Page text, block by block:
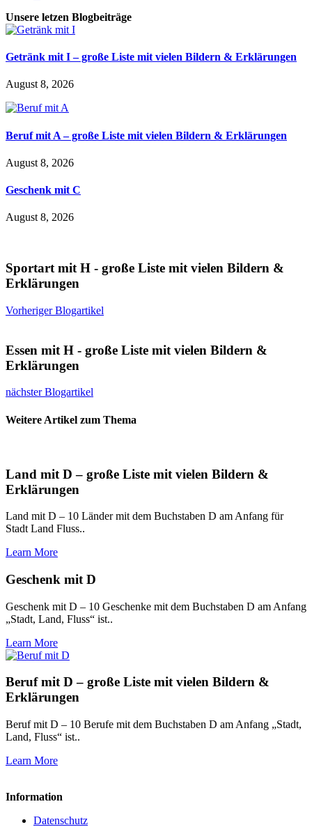
Unsere letzen Blogbeiträge
Getränk mit I – große Liste mit vielen Bildern & Erklärungen
August 8, 2026
Beruf mit A – große Liste mit vielen Bildern & Erklärungen
August 8, 2026
Geschenk mit C
August 8, 2026
Sportart mit H - große Liste mit vielen Bildern &
Erklärungen
Vorheriger Blogartikel
Essen mit H - große Liste mit vielen Bildern &
Erklärungen
nächster Blogartikel
Weitere Artikel zum Thema
Land mit D – große Liste mit vielen Bildern &
Erklärungen
Land mit D – 10 Länder mit dem Buchstaben D am Anfang für
Stadt Land Fluss..
Learn More
Geschenk mit D
Geschenk mit D – 10 Geschenke mit dem Buchstaben D am Anfang
„Stadt, Land, Fluss“ ist..
Learn More
Beruf mit D – große Liste mit vielen Bildern &
Erklärungen
Beruf mit D – 10 Berufe mit dem Buchstaben D am Anfang „Stadt,
Land, Fluss“ ist..
Learn More
Information
Datenschutz